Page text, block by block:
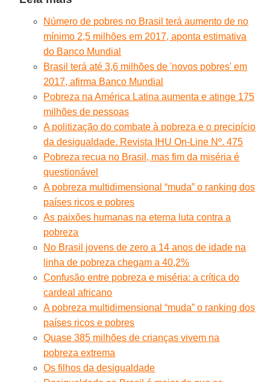
Número de pobres no Brasil terá aumento de no
mínimo 2,5 milhões em 2017, aponta estimativa
do Banco Mundial
Brasil terá até 3,6 milhões de 'novos pobres' em
2017, afirma Banco Mundial
Pobreza na América Latina aumenta e atinge 175
milhões de pessoas
A politização do combate à pobreza e o precipício
da desigualdade. Revista IHU On-Line Nº. 475
Pobreza recua no Brasil, mas fim da miséria é
questionável
A pobreza multidimensional “muda” o ranking dos
países ricos e pobres
As paixões humanas na eterna luta contra a
pobreza
No Brasil jovens de zero a 14 anos de idade na
linha de pobreza chegam a 40,2%
Confusão entre pobreza e miséria: a crítica do
cardeal africano
A pobreza multidimensional “muda” o ranking dos
países ricos e pobres
Quase 385 milhões de crianças vivem na
pobreza extrema
Os filhos da desigualdade